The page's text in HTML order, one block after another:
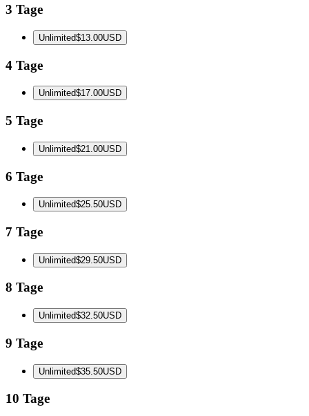
3 Tage
Unlimited$13.00USD
4 Tage
Unlimited$17.00USD
5 Tage
Unlimited$21.00USD
6 Tage
Unlimited$25.50USD
7 Tage
Unlimited$29.50USD
8 Tage
Unlimited$32.50USD
9 Tage
Unlimited$35.50USD
10 Tage